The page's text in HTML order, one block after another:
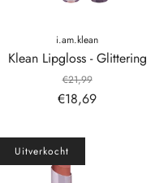
i.am.klean
Klean Lipgloss - Glittering
€21,99
€18,69
Uitverkocht